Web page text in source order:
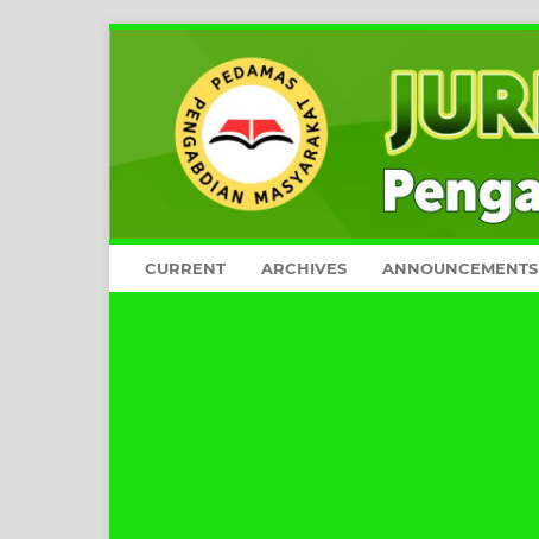
CURRENT ARCHIVES ANNOUNCEMENTS